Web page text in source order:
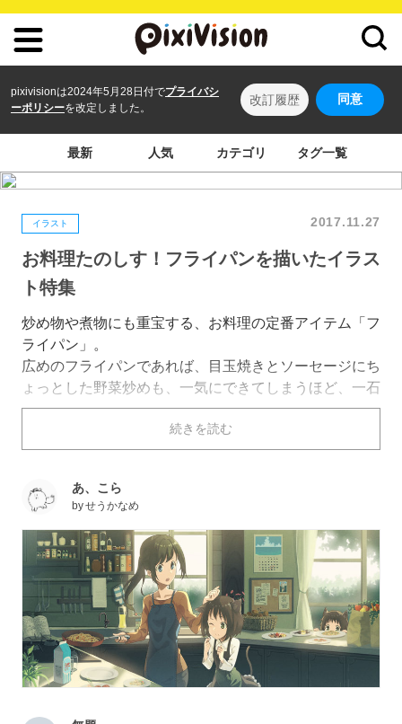
pixivisionは2024年5月28日付でプライバシ
ーポリシーを改定しました。
改訂履歴 同意
最新 人気 カテゴリ タグ一覧
イラスト 2017.11.27
お料理たのしす！フライパンを描いたイラス
ト特集
炒め物や煮物にも重宝する、お料理の定番アイテム「フ
ライパン」。
広めのフライパンであれば、目玉焼きとソーセージにち
ょっとした野菜炒めも、一気にできてしまうほど、一石
二鳥から一石三鳥な使い方まで、楽チンに出来てしまい
ますよね。今では手に馴染んだフライパンも、小さい頃
に初めて使ったときは緊張した思い出がある人も多いか
本日は、料理にかかせない「フライパン」を描いたイラ
ストを特集しました。ちなみに、ご家庭のお馴染みアイ
テムも、pixivでは料理以外への使用方法も登場するよ
うで……？ それではご覧ください。
続きを読む
あ、こら
byせうかなめ